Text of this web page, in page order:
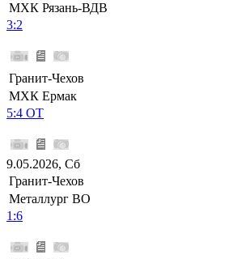
МХК Рязань-ВДВ
3:2
Гранит-Чехов
МХК Ермак
5:4 ОТ
9.05.2026, Сб
Гранит-Чехов
Металлург ВО
1:6